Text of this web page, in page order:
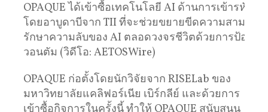
OPAQUE ได้เข้าซื้อเทคโนโลยี AI ด้านการเข้ารหัส
โดยอาบูดาบีจาก TII ที่จะช่วยขยายขีดความสามารถ
รักษาความลับของ AI ตลอดวงจรชีวิตด้วยการป้องกั
วอนตัม (วิดีโอ: AETOSWire)
OPAQUE ก่อตั้งโดยนักวิจัยจาก RISELab ของ
มหาวิทยาลัยแคลิฟอร์เนีย เบิร์กลีย์ และด้วยการ